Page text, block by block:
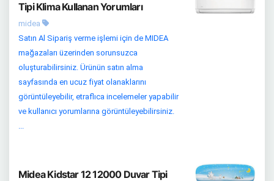
Tipi Klima Kullanan Yorumları
midea
Satın Al Sipariş verme işlemi için de MIDEA
mağazaları üzerinden sorunsuzca
oluşturabilirsiniz. Ürünün satın alma
sayfasında en ucuz fiyat olanaklarını
görüntüleyebilir, etraflıca incelemeler yapabilir
ve kullanıcı yorumlarına görüntüleyebilirsiniz.
...
Midea Kidstar 12 12000 Duvar Tipi